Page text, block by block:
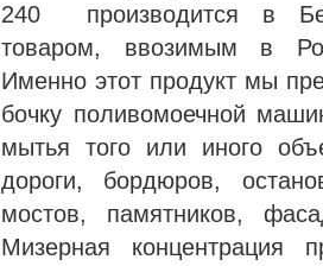
240 производится в
товаром, ввозимым в
Именно этот продукт мы
бочку поливомоечной
мытья того или иного
дороги, бордюров,
мостов, памятников,
Мизерная концентрация